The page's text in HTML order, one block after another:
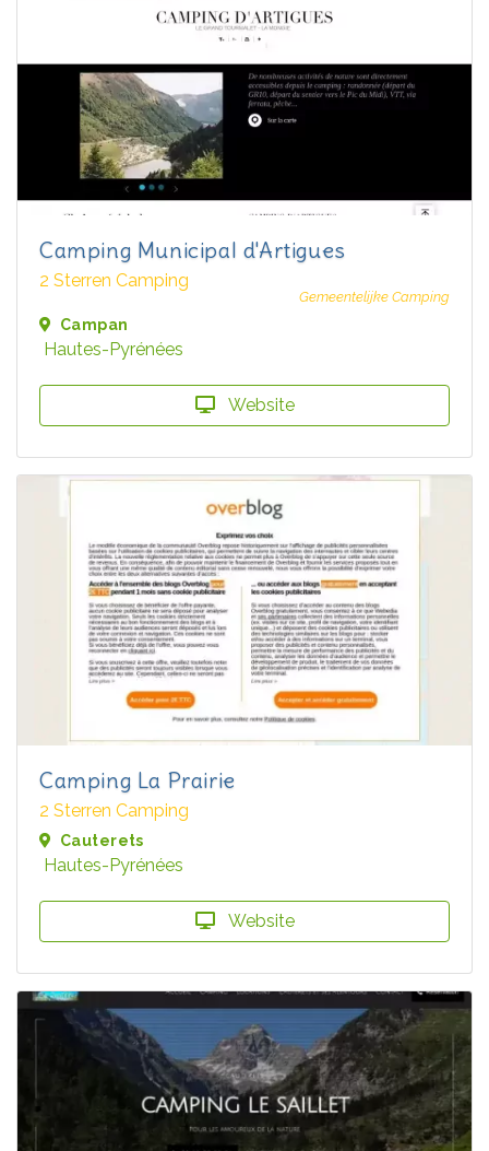
Camping Municipal d'Artigues
2 Sterren Camping
Gemeentelijke Camping
Campan
Hautes-Pyrénées
Website
Camping La Prairie
2 Sterren Camping
Cauterets
Hautes-Pyrénées
Website